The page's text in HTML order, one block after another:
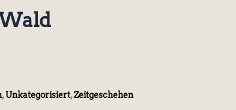
,Unkategorisiert,Zeitgeschehen